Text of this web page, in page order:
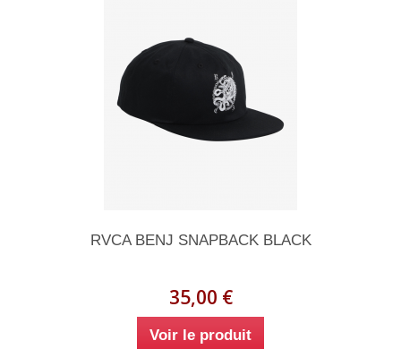
RVCA BENJ SNAPBACK BLACK
35,00 €
Voir le produit